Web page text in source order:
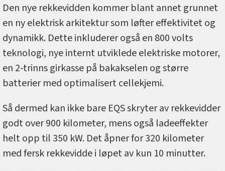
Den nye rekkevidden kommer blant annet grunnet
en ny elektrisk arkitektur som løfter effektivitet og
dynamikk. Dette inkluderer også en 800 volts
teknologi, nye internt utviklede elektriske motorer,
en 2-trinns girkasse på bakakselen og større
batterier med optimalisert cellekjemi.
Så dermed kan ikke bare EQS skryter av rekkevidder
godt over 900 kilometer, mens også ladeeffekter
helt opp til 350 kW. Det åpner for 320 kilometer
med fersk rekkevidde i løpet av kun 10 minutter.